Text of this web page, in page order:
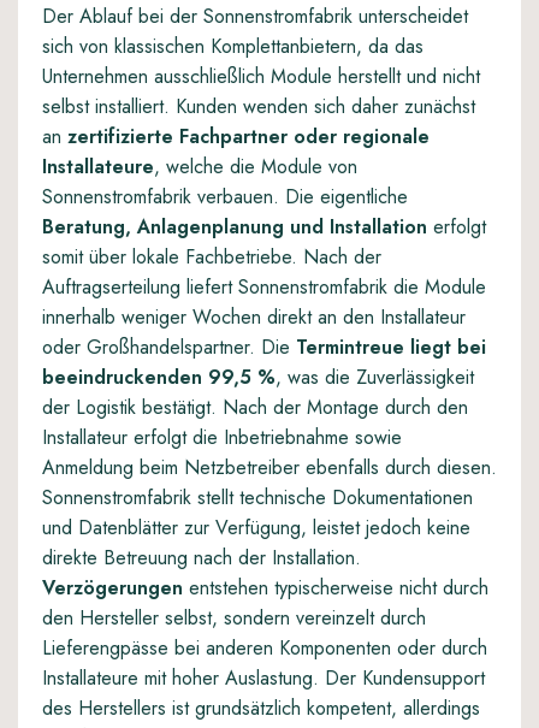
Der Ablauf bei der Sonnenstromfabrik unterscheidet
sich von klassischen Komplettanbietern, da das
Unternehmen ausschließlich Module herstellt und nicht
selbst installiert. Kunden wenden sich daher zunächst
an zertifizierte Fachpartner oder regionale
Installateure, welche die Module von
Sonnenstromfabrik verbauen. Die eigentliche
Beratung, Anlagenplanung und Installation erfolgt
somit über lokale Fachbetriebe. Nach der
Auftragserteilung liefert Sonnenstromfabrik die Module
innerhalb weniger Wochen direkt an den Installateur
oder Großhandelspartner. Die Termintreue liegt bei
beeindruckenden 99,5 %, was die Zuverlässigkeit
der Logistik bestätigt. Nach der Montage durch den
Installateur erfolgt die Inbetriebnahme sowie
Anmeldung beim Netzbetreiber ebenfalls durch diesen.
Sonnenstromfabrik stellt technische Dokumentationen
und Datenblätter zur Verfügung, leistet jedoch keine
direkte Betreuung nach der Installation.
Verzögerungen entstehen typischerweise nicht durch
den Hersteller selbst, sondern vereinzelt durch
Lieferengpässe bei anderen Komponenten oder durch
Installateure mit hoher Auslastung. Der Kundensupport
des Herstellers ist grundsätzlich kompetent, allerdings